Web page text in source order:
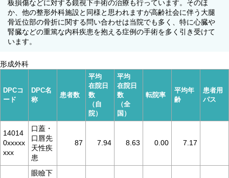
板損傷などに対する鏡視下手術の治療も行っています。そのほ
か、他の整形外科施設と同様と思われますが高齢社会に伴う大腿
骨近位部の骨折に関する問い合わせは当院でも多く、特に心臓や
腎臓などの重篤な内科疾患を抱える症例の手術を多く引き受けて
います。
形成外科
DPCコ
ード
DPC名
称
患者数
平均
在院日
数
（自
院）
平均
在院日
数
（全
国）
転院率
平均年
齢
患者用
パス
14014
0xxxxx
xxx
口蓋・
口唇先
天性疾
患
87 7.94 8.63 0.00 7.17
眼瞼下